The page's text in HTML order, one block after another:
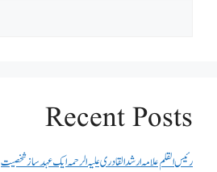
Recent Posts
رئیس القلم علامہ ارشد القادری علیہ الرحمہ ایک عہد ساز شخصیت